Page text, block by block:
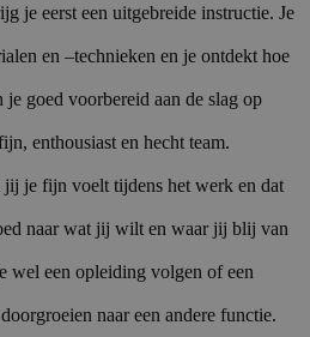
je eerst een uitgebreide instructie. Je
en –technieken en je ontdekt hoe
goed voorbereid aan de slag op
enthousiast en hecht team.
je fijn voelt tijdens het werk en dat
naar wat jij wilt en waar jij blij van
wel een opleiding volgen of een
naar een andere functie.